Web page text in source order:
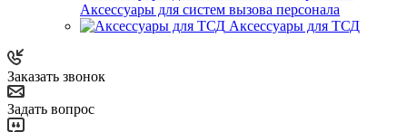
Аксессуары для систем вызова персонала
Аксессуары для ТСД
Заказать звонок
Задать вопрос